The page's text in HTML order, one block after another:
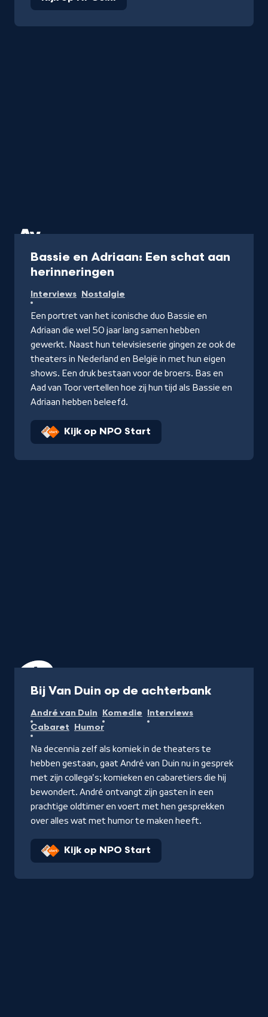
Bassie en Adriaan: Een schat aan
herinneringen
Interviews Nostalgie
Een portret van het iconische duo Bassie en
Adriaan die wel 50 jaar lang samen hebben
gewerkt. Naast hun televisieserie gingen ze ook de
theaters in Nederland en België in met hun eigen
shows. Een druk bestaan voor de broers. Bas en
Aad van Toor vertellen hoe zij hun tijd als Bassie en
Adriaan hebben beleefd.
Kijk op NPO Start
Bij Van Duin op de achterbank
André van Duin Komedie Interviews
Cabaret Humor
Na decennia zelf als komiek in de theaters te
hebben gestaan, gaat André van Duin nu in gesprek
met zijn collega's; komieken en cabaretiers die hij
bewondert. André ontvangt zijn gasten in een
prachtige oldtimer en voert met hen gesprekken
over alles wat met humor te maken heeft.
Kijk op NPO Start